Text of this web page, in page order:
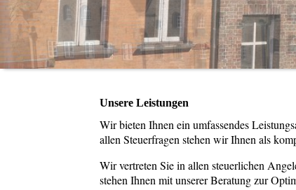
Unsere Leistungen
Wir bieten Ihnen ein umfassendes
allen Steuerfragen stehen wir Ihnen als
Wir vertreten Sie in allen steuerlichen
stehen Ihnen mit unserer Beratung zur